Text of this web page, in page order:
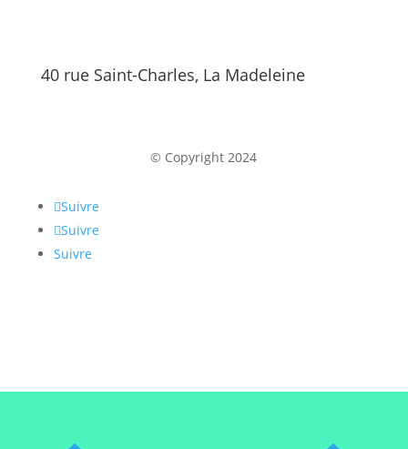
40 rue Saint-Charles, La Madeleine
© Copyright 2024
Suivre
Suivre
Suivre